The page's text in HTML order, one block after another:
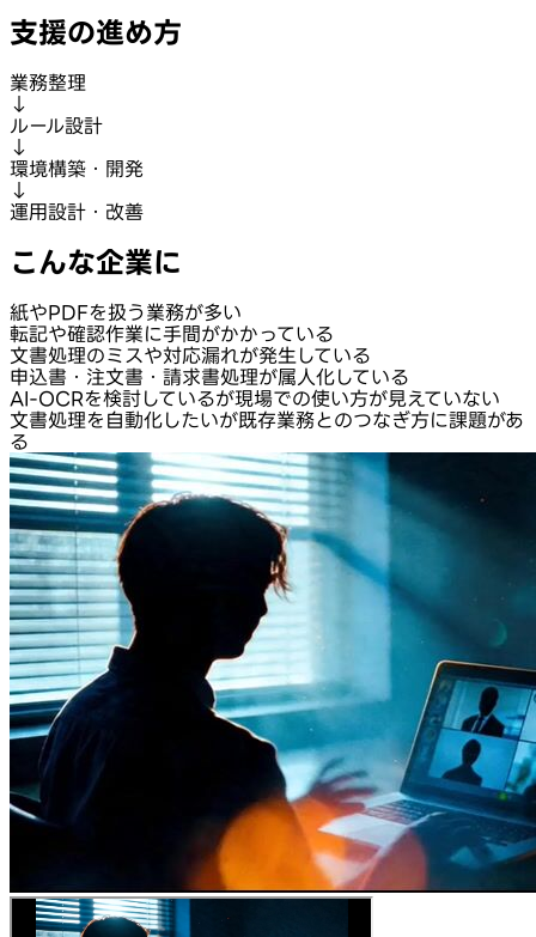
支援の進め方
業務整理
↓
ルール設計
↓
環境構築・開発
↓
運用設計・改善
こんな企業に
紙やPDFを扱う業務が多い
転記や確認作業に手間がかかっている
文書処理のミスや対応漏れが発生している
申込書・注文書・請求書処理が属人化している
AI-OCRを検討しているが現場での使い方が見えていない
文書処理を自動化したいが既存業務とのつなぎ方に課題があ
る